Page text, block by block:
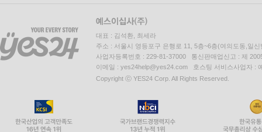
대표 : 김석환, 최세라
주소 : 서울시 영등포구 은행로 11, 5층~6층(여의도동,일신
사업자등록번호 : 229-81-37000 통신판매업신고 : 제
이메일 : yes24help@yes24.com 호스팅 서비스사업자 :
Copyright ⓒ YES24 Corp. All Rights Reserved.